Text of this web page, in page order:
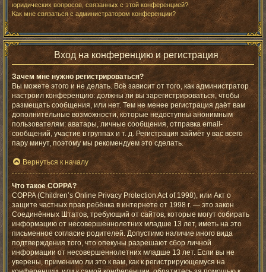
юридических вопросов, связанных с этой конференцией?
Как мне связаться с администратором конференции?
Вход на конференцию и регистрация
Зачем мне нужно регистрироваться?
Вы можете этого и не делать. Всё зависит от того, как администратор
настроил конференцию: должны ли вы зарегистрироваться, чтобы
размещать сообщения, или нет. Тем не менее регистрация даёт вам
дополнительные возможности, которые недоступны анонимным
пользователям: аватары, личные сообщения, отправка email-
сообщений, участие в группах и т. д. Регистрация займёт у вас всего
пару минут, поэтому мы рекомендуем это сделать.
Вернуться к началу
Что такое COPPA?
COPPA (Children’s Online Privacy Protection Act of 1998), или Акт о
защите частных прав ребёнка в интернете от 1998 г. — это закон
Соединённых Штатов, требующий от сайтов, которые могут собирать
информацию от несовершеннолетних младше 13 лет, иметь на это
письменное согласие родителей. Допустимо наличие иного вида
подтверждения того, что опекуны разрешают сбор личной
информации от несовершеннолетних младше 13 лет. Если вы не
уверены, применимо ли это к вам, как к регистрирующемуся на